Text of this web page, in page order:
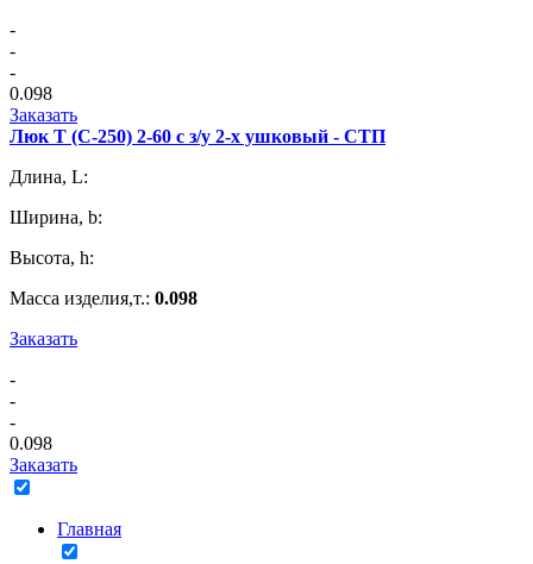
-
-
-
0.098
Заказать
Люк Т (С-250) 2-60 с з/у 2-х ушковый - СТП
Длина, L:
Ширина, b:
Высота, h:
Масса изделия,т.: 0.098
Заказать
-
-
-
0.098
Заказать
Главная